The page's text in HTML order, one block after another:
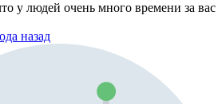
у людей очень много времени за вас
назад